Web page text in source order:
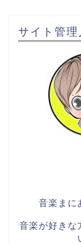
サイト管
音楽まに
音楽が好きな